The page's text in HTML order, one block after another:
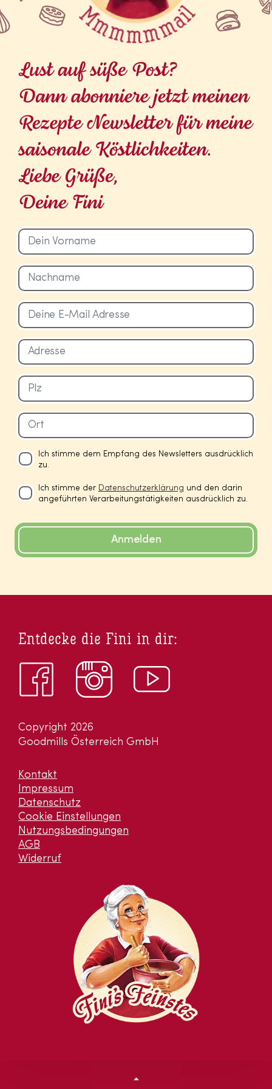
Ich stimme dem Empfang des Newsletters ausdrücklich
zu.
Ich stimme der Datenschutzerklärung und den darin
angeführten Verarbeitungstätigkeiten ausdrücklich zu.
Anmelden
Copyright 2026
Goodmills Österreich GmbH
Kontakt
Impressum
Datenschutz
Cookie Einstellungen
Nutzungsbedingungen
AGB
Widerruf
Entdecke die Fini in dir: